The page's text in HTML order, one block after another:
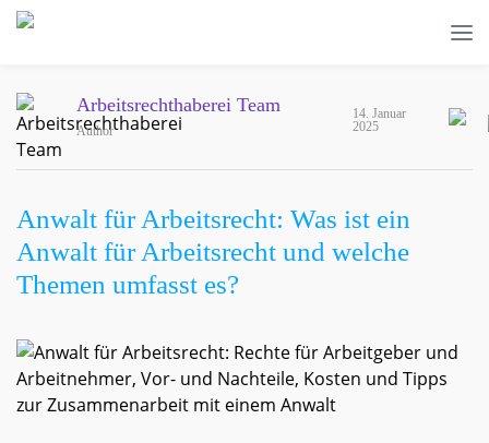
Arbeitsrechthaberei Team
Author
14. Januar
2025
Anwalt für Arbeitsrecht: Was ist ein
Anwalt für Arbeitsrecht und welche
Themen umfasst es?